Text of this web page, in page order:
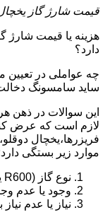
قیمت شارژ گاز
هزینه یا قیمت
دارد؟
چه عواملی در تعیین
ساید سامسونگ
این سوالات در ذهن
لازم است که عرض
فریزرها،یخچال
موارد زیر بستگی
نوع گاز (R600 یا R134)
وجود یا عدم
نیاز یا عدم